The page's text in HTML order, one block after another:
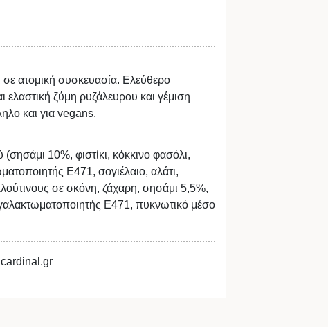
σε ατομική συσκευασία. Ελεύθερο
ελαστική ζύμη ρυζάλευρου και γέμιση
και για vegans.
10%, φιστίκι, κόκκινο φασόλι,
Ε471, σογιέλαιο, αλάτι,
σε σκόνη, ζάχαρη, σησάμι 5,5%,
Ε471, πυκνωτικό μέσο